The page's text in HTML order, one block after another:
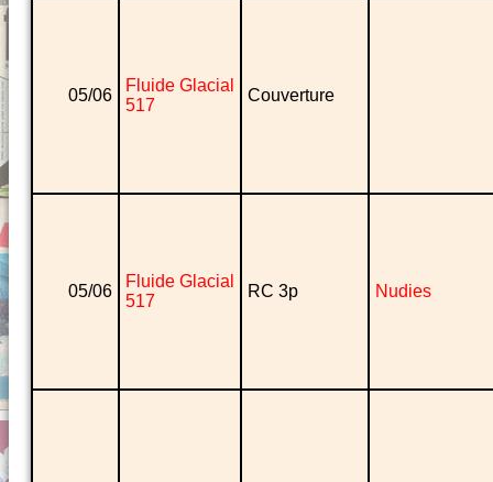
05/06
Fluide Glacial
517
Couverture
05/06
Fluide Glacial
517
RC 3p Nudies